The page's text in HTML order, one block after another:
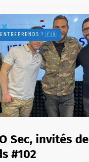
! 🇫🇷
Sec, invités de
#102